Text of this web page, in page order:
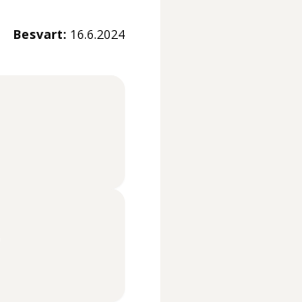
Besvart: 16.6.2024